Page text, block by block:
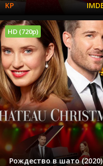
HD (720p)
Рождество в шато (2020)